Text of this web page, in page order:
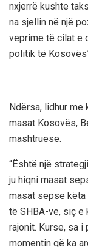
nxjerrë kushte
na sjellin në një
veprime të cilat e
politik të
Ndërsa, lidhur me
masat Kosovës,
mashtruese.
“Është një
ju hiqni masat
masat sepse këta
të SHBA-ve, siç e
rajonit. Kurse, sa
momentin që ka